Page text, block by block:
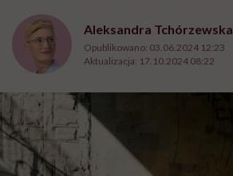
Aleksandra Tchórzewska
Opublikowano: 03.06.2024 12:23
Aktualizacja: 17.10.2024 08:22